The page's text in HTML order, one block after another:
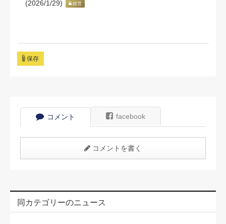
(2026/1/29)
経営
保存
コメント facebook
コメントを書く
同カテゴリーのニュース